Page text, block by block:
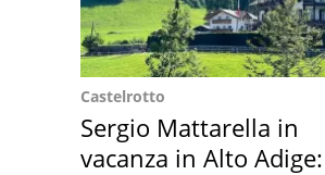
Castelrotto
Sergio Mattarella in
vacanza in Alto